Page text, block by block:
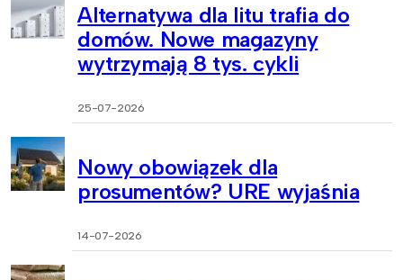
Alternatywa dla litu trafia do
domów. Nowe magazyny
wytrzymają 8 tys. cykli
25-07-2026
Nowy obowiązek dla
prosumentów? URE wyjaśnia
14-07-2026